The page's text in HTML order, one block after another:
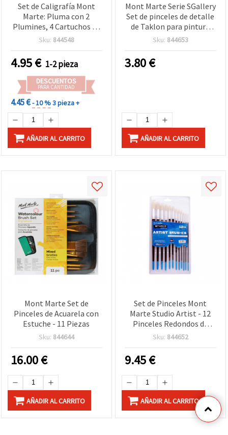
Set de Caligrafía Mont
Marte: Pluma con 2
Plumines, 4 Cartuchos de
Tinta Negra e
Sku: 844548
4.95€ 1-2 pieza
DESCUENTOS
PARA CANTIDAD
4.45 €- 10 %3 pieza +
AÑADIR AL CARRITO
Mont Marte Serie SGallery
Set de pinceles de detalle
de Taklon para pintura
acrílica y manualidades - 6
Sku: 844653
3.80€
AÑADIR AL CARRITO
Mont Marte Set de
Pinceles de Acuarela con
Estuche - 11 Piezas
Sku: 844644
16.00€
AÑADIR AL CARRITO
Set de Pinceles Mont
Marte Studio Artist - 12
Pinceles Redondos de
Cerdas Naturales, Surtido
Manualidades y Bellas
Sku: 844652
9.45€
AÑADIR AL CARRITO